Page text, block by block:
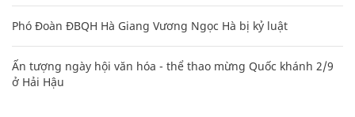
Phó Đoàn ĐBQH Hà Giang Vương Ngọc Hà bị kỷ luật
Ấn tượng ngày hội văn hóa - thể thao mừng Quốc khánh 2/9
ở Hải Hậu